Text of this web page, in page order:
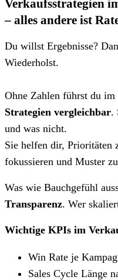
Verkaufsstrategien
– alles andere ist
Du willst Ergebnisse?
Wiederholst.
Ohne Zahlen führst du
Strategien vergleichbar.
und was nicht.
Sie helfen dir, Prioritäten
fokussieren und Muster
Was wie Bauchgefühl
Transparenz. Wer
Wichtige KPIs im
Win Rate je
Sales Cycle Länge